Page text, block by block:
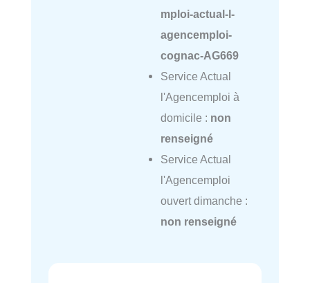
mploi-actual-l-
agencemploi-
cognac-AG669
Service Actual
l'Agencemploi à
domicile : non
renseigné
Service Actual
l'Agencemploi
ouvert dimanche :
non renseigné